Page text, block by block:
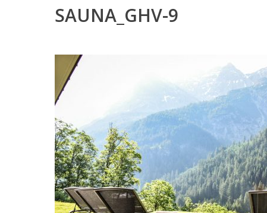
SAUNA_GHV-9